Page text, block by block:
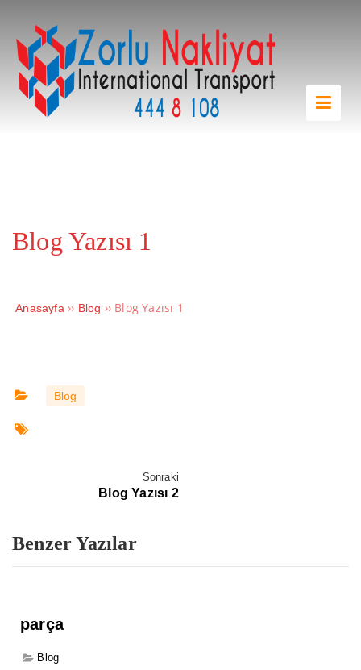
Blog Yazısı 1
Anasayfa ›› Blog ›› Blog Yazısı 1
Blog
Sonraki
Blog Yazısı 2
Benzer Yazılar
parça
Blog